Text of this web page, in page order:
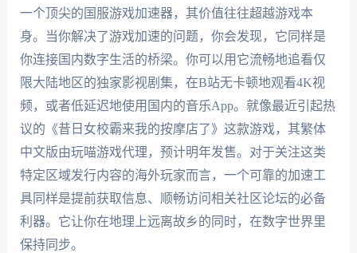
一个顶尖的国服游戏加速器，其价值往往超越游戏本
身。当你解决了游戏加速的问题，你会发现，它同样是
你连接国内数字生活的桥梁。你可以用它流畅地追看仅
限大陆地区的独家影视剧集，在B站无卡顿地观看4K视
频，或者低延迟地使用国内的音乐App。就像最近引起热
议的《昔日女校霸来我的按摩店了》这款游戏，其繁体
中文版由玩喵游戏代理，预计明年发售。对于关注这类
特定区域发行内容的海外玩家而言，一个可靠的加速工
具同样是提前获取信息、顺畅访问相关社区论坛的必备
利器。它让你在地理上远离故乡的同时，在数字世界里
保持同步。